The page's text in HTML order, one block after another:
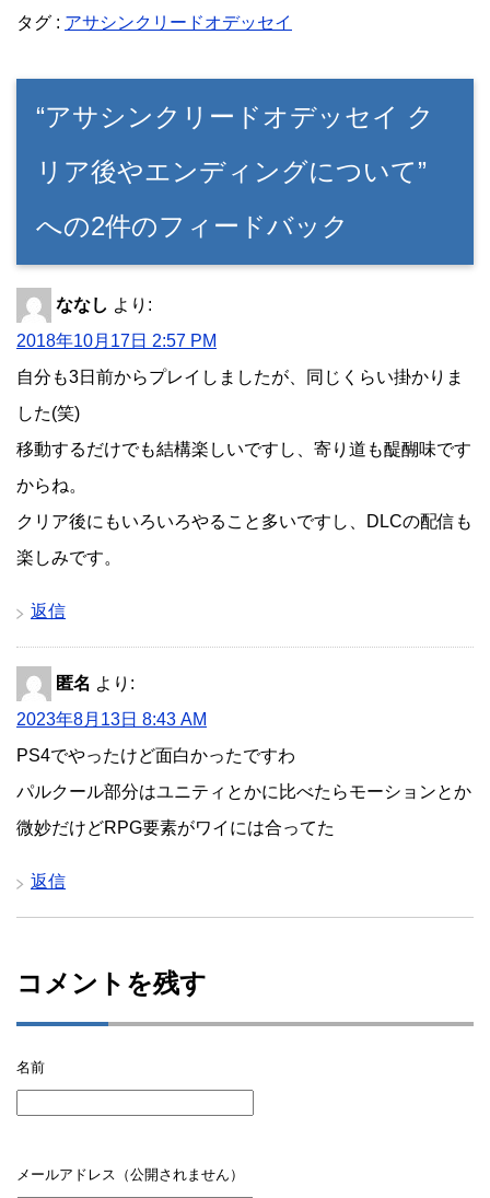
タグ : アサシンクリードオデッセイ
“アサシンクリードオデッセイ ク
リア後やエンディングについて”
への2件のフィードバック
ななし より:
2018年10月17日 2:57 PM
自分も3日前からプレイしましたが、同じくらい掛かりま
した(笑)
移動するだけでも結構楽しいですし、寄り道も醍醐味です
からね。
クリア後にもいろいろやること多いですし、DLCの配信も
楽しみです。
返信
匿名 より:
2023年8月13日 8:43 AM
PS4でやったけど面白かったですわ
パルクール部分はユニティとかに比べたらモーションとか
微妙だけどRPG要素がワイには合ってた
返信
コメントを残す
名前
メールアドレス（公開されません）